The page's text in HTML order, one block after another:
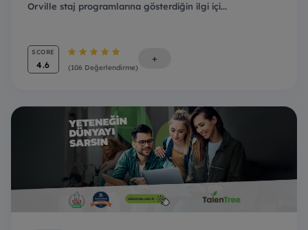
Orville staj programlarına gösterdiğin ilgi içi...
SCORE
4.6 (106 Değerlendirme)
+